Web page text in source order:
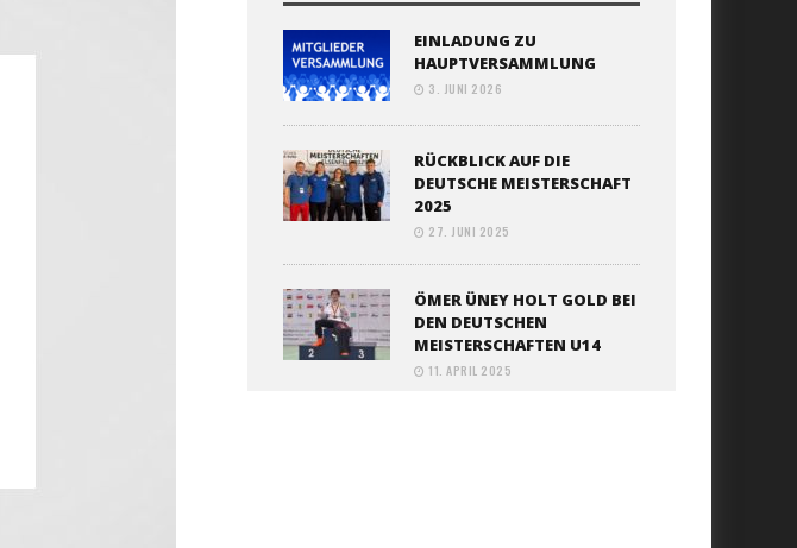
EINLADUNG ZU
HAUPTVERSAMMLUNG
3. JUNI 2026
RÜCKBLICK AUF DIE
DEUTSCHE MEISTERSCHAFT
2025
27. JUNI 2025
ÖMER ÜNEY HOLT GOLD BEI
DEN DEUTSCHEN
MEISTERSCHAFTEN U14
11. APRIL 2025